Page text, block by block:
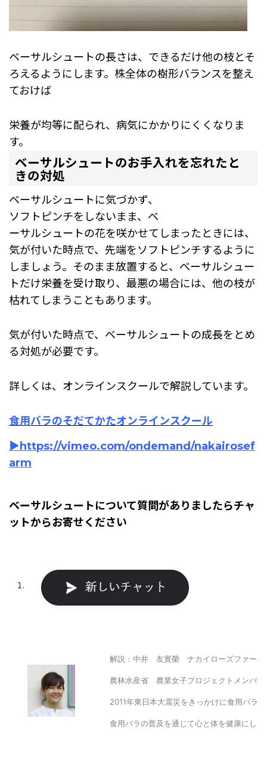
ベーサルシュートの長さは、できるだけ他の枝とそ
ろえるようにします。株全体の樹形バランスを整え
ておけば
栄養が均等に配られ、病気にかかりにくくなりま
す。
ベーサルシュートのお手入れを忘れたと
きの対処
ベーサルシュートに気づかず、
ソフトピンチをしないまま、ベ
ーサルシュートの花を咲かせてしまったときには、
気が付いた時点で、先端をソフトピンチするように
しましょう。そのまま放置すると、ベーサルシュー
トだけ栄養を受け取り、最悪の場合には、他の枝が
枯れてしまうこともあります。
気が付いた時点で、ベーサルシュートの成長をとめ
る対処が必要です。
詳しくは、オンラインスクールで解説しています。
食用バラのそだてかたオンラインスクール
▶https://vimeo.com/ondemand/nakairosef
arm
ベーサルシュートについて質問がありましたらチャ
ットからお寄せください
解説：中井 友實榮 ナカイローズファー
農林水産省 農業女子プロジェクトメンバー
2011年東日本大震災をきっかけに食用バラ
食用バラの普及を通じて心と体を健康にし